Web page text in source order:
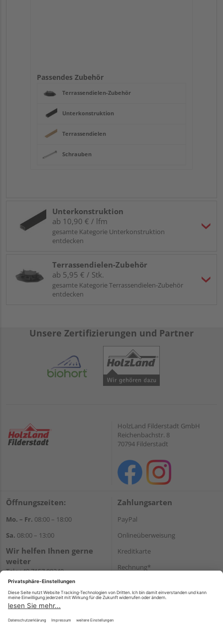
Passendes Zubehör
Terrassendielen-Zubehör
Unterkonstruktion
Terrassendielen
Schrauben
Unterkonstruktion
ab 10,90 € / lfm
gesamte Kategorie Unterkonstruktion
entdecken
Terrassendielen-Zubehör
ab 5,95 € / Stk.
gesamte Kategorie Terrassendielen-Zubehör
entdecken
Unsere Zertifizierungen und Partner
HolzLand Filderstadt GmbH
Reichenbachstr. 8
70794 Filderstadt
Öffnungszeiten:
Mo. – Fr. 08:00 – 18:00
Sa. 08:00 – 13:00
Wir helfen Ihnen gerne
weiter
Tel.:+49 7157 88240
E-Mail:shop@holzland-
filderstadt.de
Zahlungsarten
PayPal
Onlineüberweisung
Kreditkarte
Rechnung*
Versand